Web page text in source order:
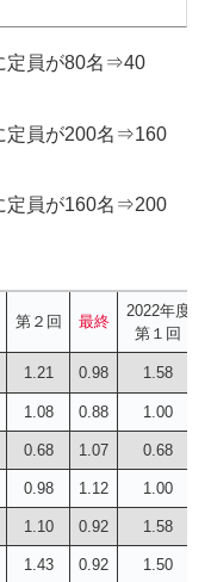
定員が80名⇒40
定員が200名⇒160
定員が160名⇒200
第２回 最終
2022年度
第１回
1.21 0.98 1.58
1.08 0.88 1.00
0.68 1.07 0.68
0.98 1.12 1.00
1.10 0.92 1.58
1.43 0.92 1.50